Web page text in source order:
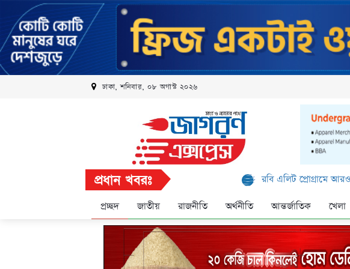
ঢাকা, শনিবার, ০৮ অগাস্ট ২০২৬
প্রধান খবরঃ রবি এলিট প্রোগ্রামে আরও ১৬ ব্র্যান্ড,
প্রচ্ছদ জাতীয় রাজনীতি অর্থনীতি আন্তর্জাতিক খেলা